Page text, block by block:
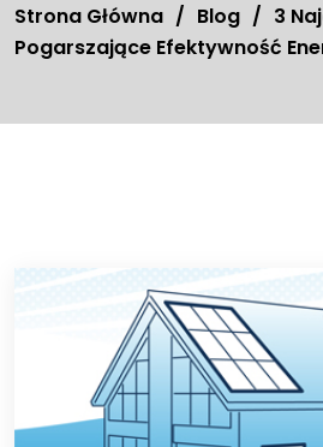
Strona Główna / Blog / 3
Pogarszające Efektywność